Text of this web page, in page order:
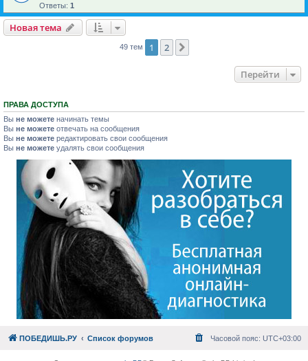
Ответы: 1
Новая тема
49 тем 1 2
Перейти
ПРАВА ДОСТУПА
Вы не можете начинать темы
Вы не можете отвечать на сообщения
Вы не можете редактировать свои сообщения
Вы не можете удалять свои сообщения
ПОБЕДИШЬ.РУ Список форумов Часовой пояс: UTC+03:00